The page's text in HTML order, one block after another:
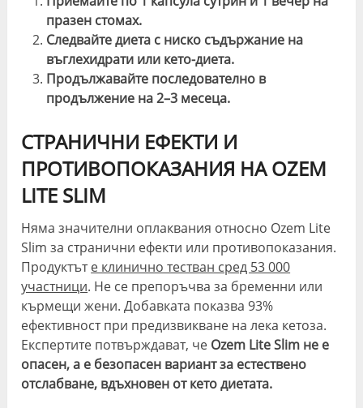
празен стомах.
Следвайте диета с ниско съдържание на
въглехидрати или кето-диета.
Продължавайте последователно в
продължение на 2–3 месеца.
СТРАНИЧНИ ЕФЕКТИ И
ПРОТИВОПОКАЗАНИЯ НА OZEM
LITE SLIM
Няма значителни оплаквания относно Ozem Lite
Slim за странични ефекти или противопоказания.
Продуктъте клинично тестван сред 53 000
участници. Не се препоръчва за бременни или
кърмещи жени. Добавката показва 93%
ефективност при предизвикване на лека кетоза.
Експертите потвърждават, че Ozem Lite Slim не е
опасен, а е безопасен вариант за естествено
отслабване, вдъхновен от кето диетата.